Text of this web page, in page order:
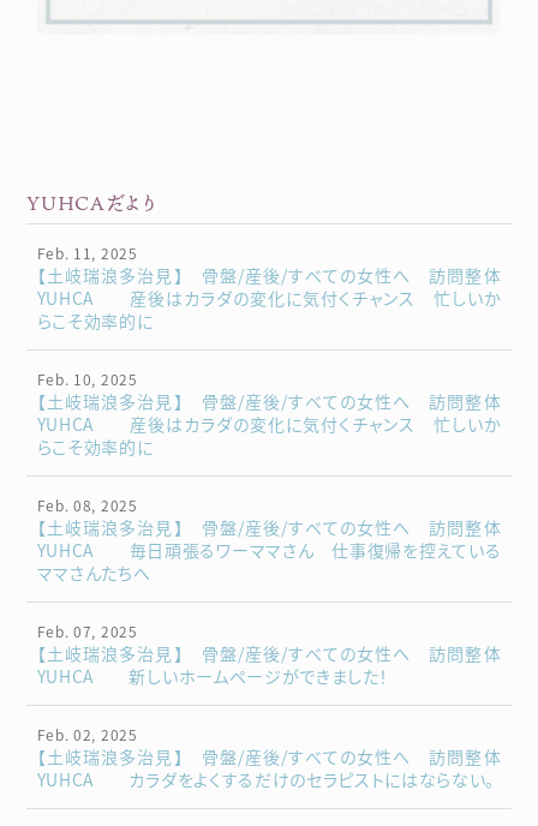
YUHCAだより
Feb. 11, 2025
【土岐瑞浪多治見】 骨盤/産後/すべての女性へ 訪問整体
YUHCA 産後はカラダの変化に気付くチャンス 忙しいか
らこそ効率的に
Feb. 10, 2025
【土岐瑞浪多治見】 骨盤/産後/すべての女性へ 訪問整体
YUHCA 産後はカラダの変化に気付くチャンス 忙しいか
らこそ効率的に
Feb. 08, 2025
【土岐瑞浪多治見】 骨盤/産後/すべての女性へ 訪問整体
YUHCA 毎日頑張るワーママさん 仕事復帰を控えている
ママさんたちへ
Feb. 07, 2025
【土岐瑞浪多治見】 骨盤/産後/すべての女性へ 訪問整体
YUHCA 新しいホームページができました！
Feb. 02, 2025
【土岐瑞浪多治見】 骨盤/産後/すべての女性へ 訪問整体
YUHCA カラダをよくするだけのセラピストにはならない。